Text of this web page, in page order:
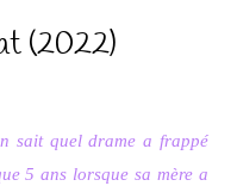
(2022)
sait quel drame a frappé
5 ans lorsque sa mère a